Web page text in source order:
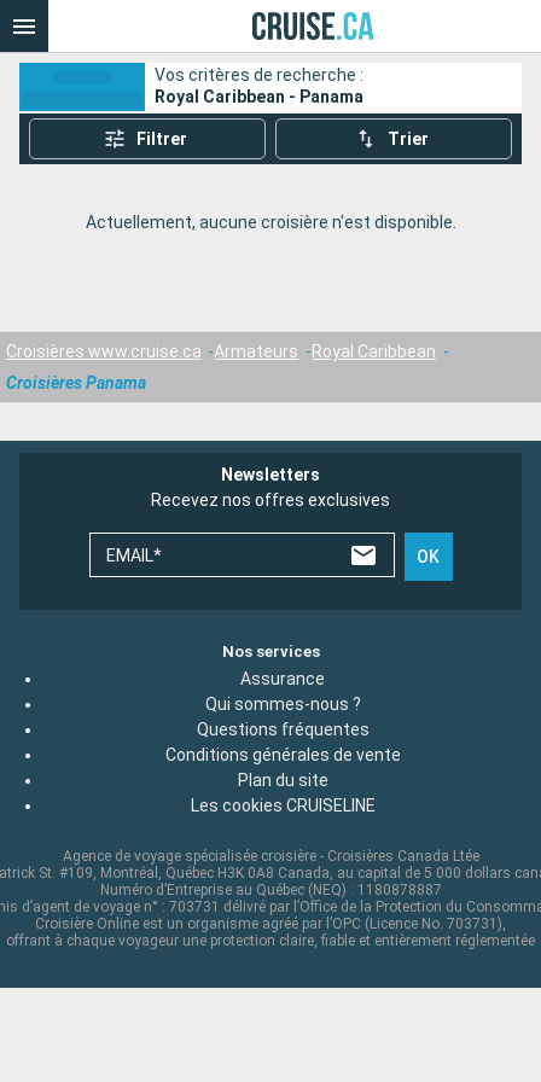
Vos critères de recherche :
Royal Caribbean - Panama
Filtrer Trier
Actuellement, aucune croisière n'est disponible.
Croisières www.cruise.ca Armateurs
Royal Caribbean
Croisières Panama
Newsletters
Recevez nos offres exclusives
EMAIL* OK
Nos services
Assurance
Qui sommes-nous ?
Questions fréquentes
Conditions générales de vente
Plan du site
Les cookies CRUISELINE
Agence de voyage spécialisée croisière - Croisières Canada Ltée
St. #109, Montréal, Québec H3K 0A8 Canada, au capital de 5 000 dollars
Numéro d’Entreprise au Québec (NEQ) : 1180878887
d’agent de voyage n° : 703731 délivré par l’Office de la Protection du
Croisière Online est un organisme agréé par l’OPC (Licence No. 703731),
offrant à chaque voyageur une protection claire, fiable et entièrement réglementée